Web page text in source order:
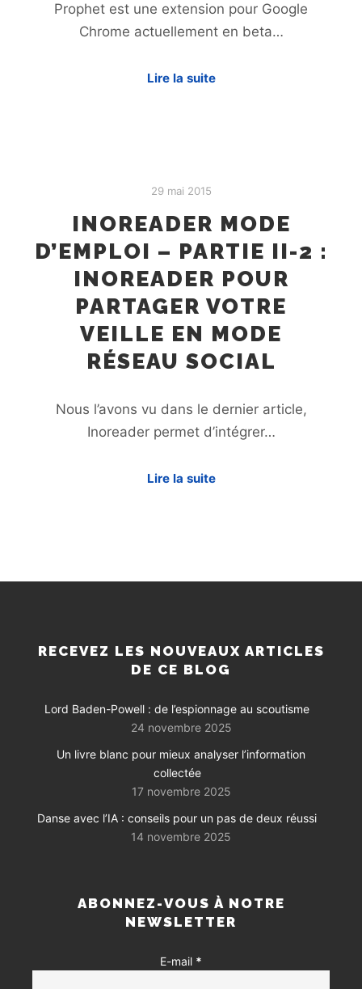
Prophet est une extension pour Google
Chrome actuellement en beta…
Lire la suite
29 mai 2015
INOREADER MODE
D’EMPLOI – PARTIE II-2 :
INOREADER POUR
PARTAGER VOTRE
VEILLE EN MODE
RÉSEAU SOCIAL
Nous l’avons vu dans le dernier article,
Inoreader permet d’intégrer…
Lire la suite
RECEVEZ LES NOUVEAUX ARTICLES
DE CE BLOG
Lord Baden-Powell : de l’espionnage au scoutisme
24 novembre 2025
Un livre blanc pour mieux analyser l’information
collectée
17 novembre 2025
Danse avec l’IA : conseils pour un pas de deux réussi
14 novembre 2025
ABONNEZ-VOUS À NOTRE
NEWSLETTER
E-mail *